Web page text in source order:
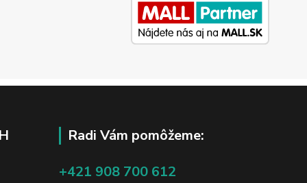
Radi Vám pomôžeme:
+421 908 700 612